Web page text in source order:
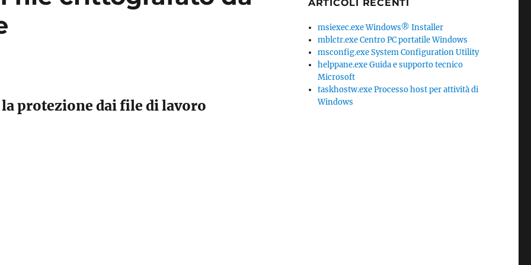
protezione dai file di lavoro
ARTICOLI RECENTI
msiexec.exe Windows® Installer
mblctr.exe Centro PC portatile Windows
msconfig.exe System Configuration Utility
helppane.exe Guida e supporto tecnico
Microsoft
taskhostw.exe Processo host per attività di
Windows